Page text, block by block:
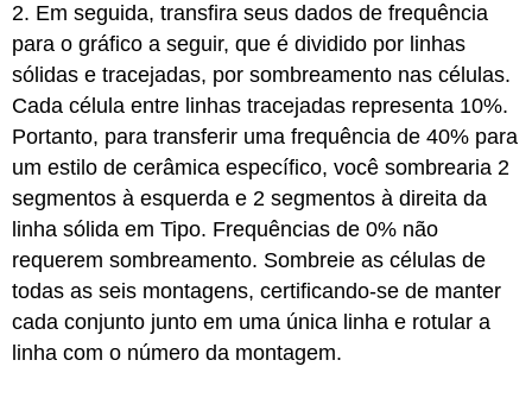
2. Em seguida, transfira seus dados de frequência
para o gráfico a seguir, que é dividido por linhas
sólidas e tracejadas, por sombreamento nas células.
Cada célula entre linhas tracejadas representa 10%.
Portanto, para transferir uma frequência de 40% para
um estilo de cerâmica específico, você sombrearia 2
segmentos à esquerda e 2 segmentos à direita da
linha sólida em Tipo. Frequências de 0% não
requerem sombreamento. Sombreie as células de
todas as seis montagens, certificando-se de manter
cada conjunto junto em uma única linha e rotular a
linha com o número da montagem.